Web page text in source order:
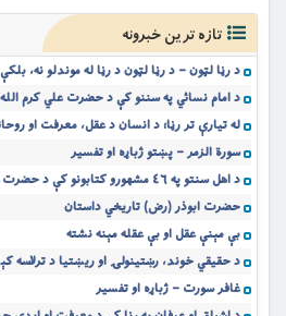
تازه ترین خبرونه
د رڼا لټون – د رڼا لټون د رڼا له موندلو نه، بلکې
د امام نسائي په سننو کې د حضرت علي کرم
له تیارې تر رڼا؛ د انسان د عقل، معرفت او
سورة الزمر – پښتو ژباړه او تفسیر
د اهل سنتو په ٤٦ مشهورو کتابونو کې د حضرت علي کرم الله
حضرت ابوذر (رض) تاریخي داستان
بې مېنې عقل او بې عقله مېنه نشته
د حقیقي خوند، رښتینولۍ او ریښتیا د ترلاسه
غافر سورت – ژباړه او تفسیر